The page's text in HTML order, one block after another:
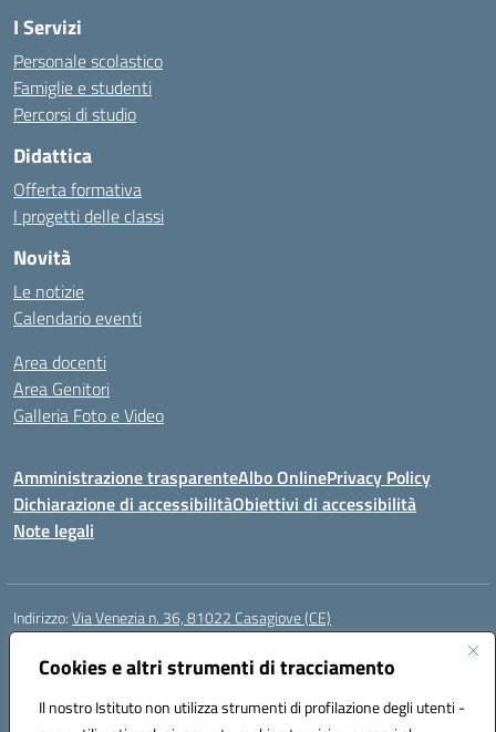
Cookies e altri strumenti di tracciamento
Il nostro Istituto non utilizza strumenti di profilazione degli utenti -
I Servizi
Personale scolastico
Famiglie e studenti
Percorsi di studio
Didattica
Offerta formativa
I progetti delle classi
Novità
Le notizie
Calendario eventi
Area docenti
Area Genitori
Galleria Foto e Video
Amministrazione trasparenteAlbo OnlinePrivacy Policy
Dichiarazione di accessibilitàObiettivi di accessibilità
Note legali
Indirizzo:Via Venezia n. 36, 81022 Casagiove (CE)
Centralino:
Posta elettronica certificata (PEC):ceic893002@pec.istruzione.it
Codice fiscale: 93085870611